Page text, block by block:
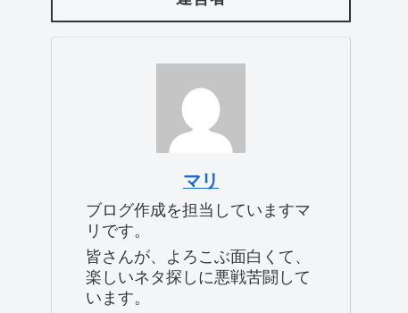
マリ
ブログ作成を担当していますマ
リです。
皆さんが、よろこぶ面白くて、
楽しいネタ探しに悪戦苦闘して
います。